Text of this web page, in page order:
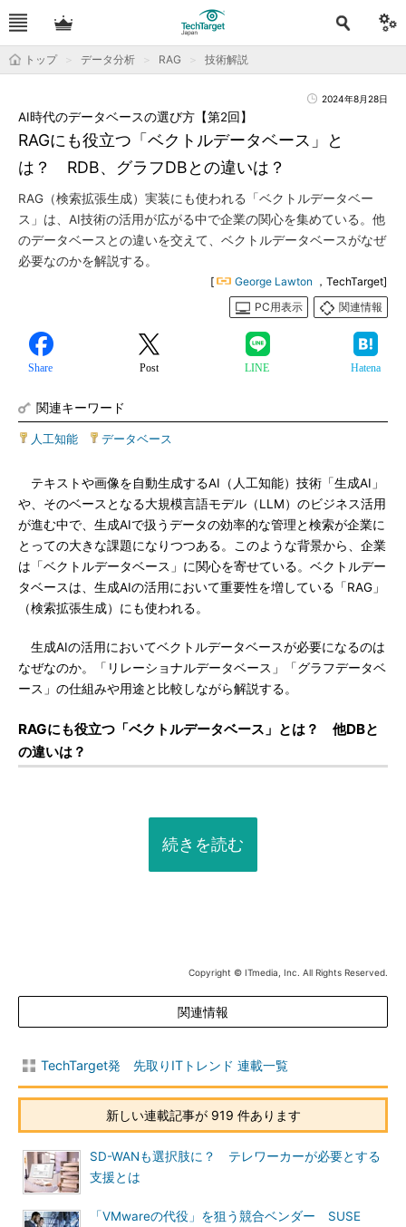
トップ データ分析 RAG 技術解説
2024年8月28日
RAGにも役立つ「ベクトルデータベース」と
は？ RDB、グラフDBとの違いは？
AI時代のデータベースの選び方【第2回】
RAG（検索拡張生成）実装にも使われる「ベクトルデータベー
ス」は、AI技術の活用が広がる中で企業の関心を集めている。他
のデータベースとの違いを交えて、ベクトルデータベースがなぜ
必要なのかを解説する。
[ George Lawton ，TechTarget]
PC用表示
関連情報
Share Post LINE Hatena
関連キーワード
人工知能 データベース
テキストや画像を自動生成するAI（人工知能）技術「生成AI」
や、そのベースとなる大規模言語モデル（LLM）のビジネス活用
が進む中で、生成AIで扱うデータの効率的な管理と検索が企業に
とっての大きな課題になりつつある。このような背景から、企業
は「ベクトルデータベース」に関心を寄せている。ベクトルデー
タベースは、生成AIの活用において重要性を増している「RAG」
（検索拡張生成）にも使われる。
生成AIの活用においてベクトルデータベースが必要になるのは
なぜなのか。「リレーショナルデータベース」「グラフデータベ
ース」の仕組みや用途と比較しながら解説する。
RAGにも役立つ「ベクトルデータベース」とは？ 他DBと
の違いは？
続きを読む
Copyright © ITmedia, Inc. All Rights Reserved.
関連情報
TechTarget発 先取りITトレンド 連載一覧
新しい連載記事が 919 件あります
SD-WANも選択肢に？ テレワーカーが必要とする
支援とは
「VMwareの代役」を狙う競合ベンダー SUSE